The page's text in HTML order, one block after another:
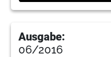
Ausgabe:
06/2016